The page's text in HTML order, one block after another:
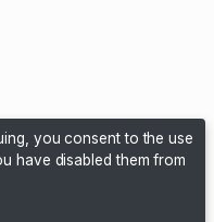
you consent to the use
have disabled them from